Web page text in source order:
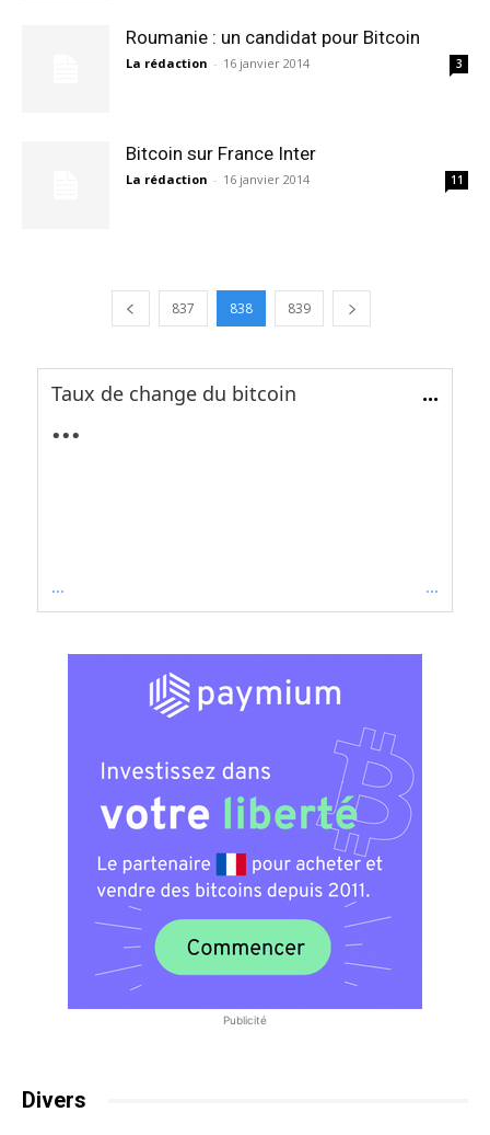
Roumanie : un candidat pour Bitcoin
La rédaction - 16 janvier 2014 3
Bitcoin sur France Inter
La rédaction - 16 janvier 2014 11
837 838 839
Taux de change du bitcoin ...
...
... ...
Publicité
Divers